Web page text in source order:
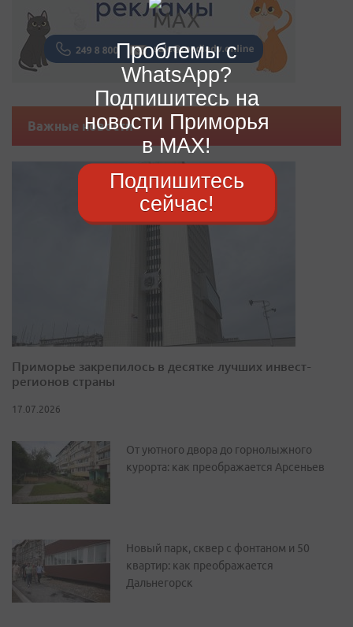
Важные новости
Приморье закрепилось в десятке лучших инвест-
регионов страны
17.07.2026
От уютного двора до горнолыжного
курорта: как преображается Арсеньев
Новый парк, сквер с фонтаном и 50
квартир: как преображается
Дальнегорск
Проблемы с
WhatsApp?
Подпишитесь на
новости Приморья
в MAX!
Подпишитесь
сейчас!